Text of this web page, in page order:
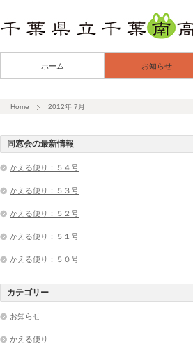
ホーム お知らせ
Home 2012年 7月
同窓会の最新情報
かえる便り：５４号
かえる便り：５３号
かえる便り：５２号
かえる便り：５１号
かえる便り：５０号
カテゴリー
お知らせ
かえる便り